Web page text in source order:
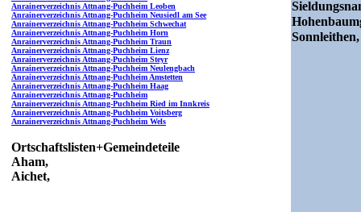
Anrainerverzeichnis Attnang-Puchheim Leoben
Anrainerverzeichnis Attnang-Puchheim Neusiedl am See
Anrainerverzeichnis Attnang-Puchheim Schwechat
Anrainerverzeichnis Attnang-Puchheim Horn
Anrainerverzeichnis Attnang-Puchheim Traun
Anrainerverzeichnis Attnang-Puchheim Lienz
Anrainerverzeichnis Attnang-Puchheim Steyr
Anrainerverzeichnis Attnang-Puchheim Neulengbach
Anrainerverzeichnis Attnang-Puchheim Amstetten
Anrainerverzeichnis Attnang-Puchheim Haag
Anrainerverzeichnis Attnang-Puchheim
Anrainerverzeichnis Attnang-Puchheim Ried im Innkreis
Anrainerverzeichnis Attnang-Puchheim Voitsberg
Anrainerverzeichnis Attnang-Puchheim Wels
Ortschaftslisten+Gemeindeteile
Aham,
Aichet,